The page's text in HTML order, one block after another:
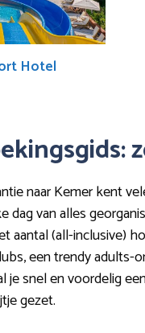
Hotel
naar Kemer kent
dag van alles
aantal (all-
een trendy adults-
je snel en voordelig
gezet.